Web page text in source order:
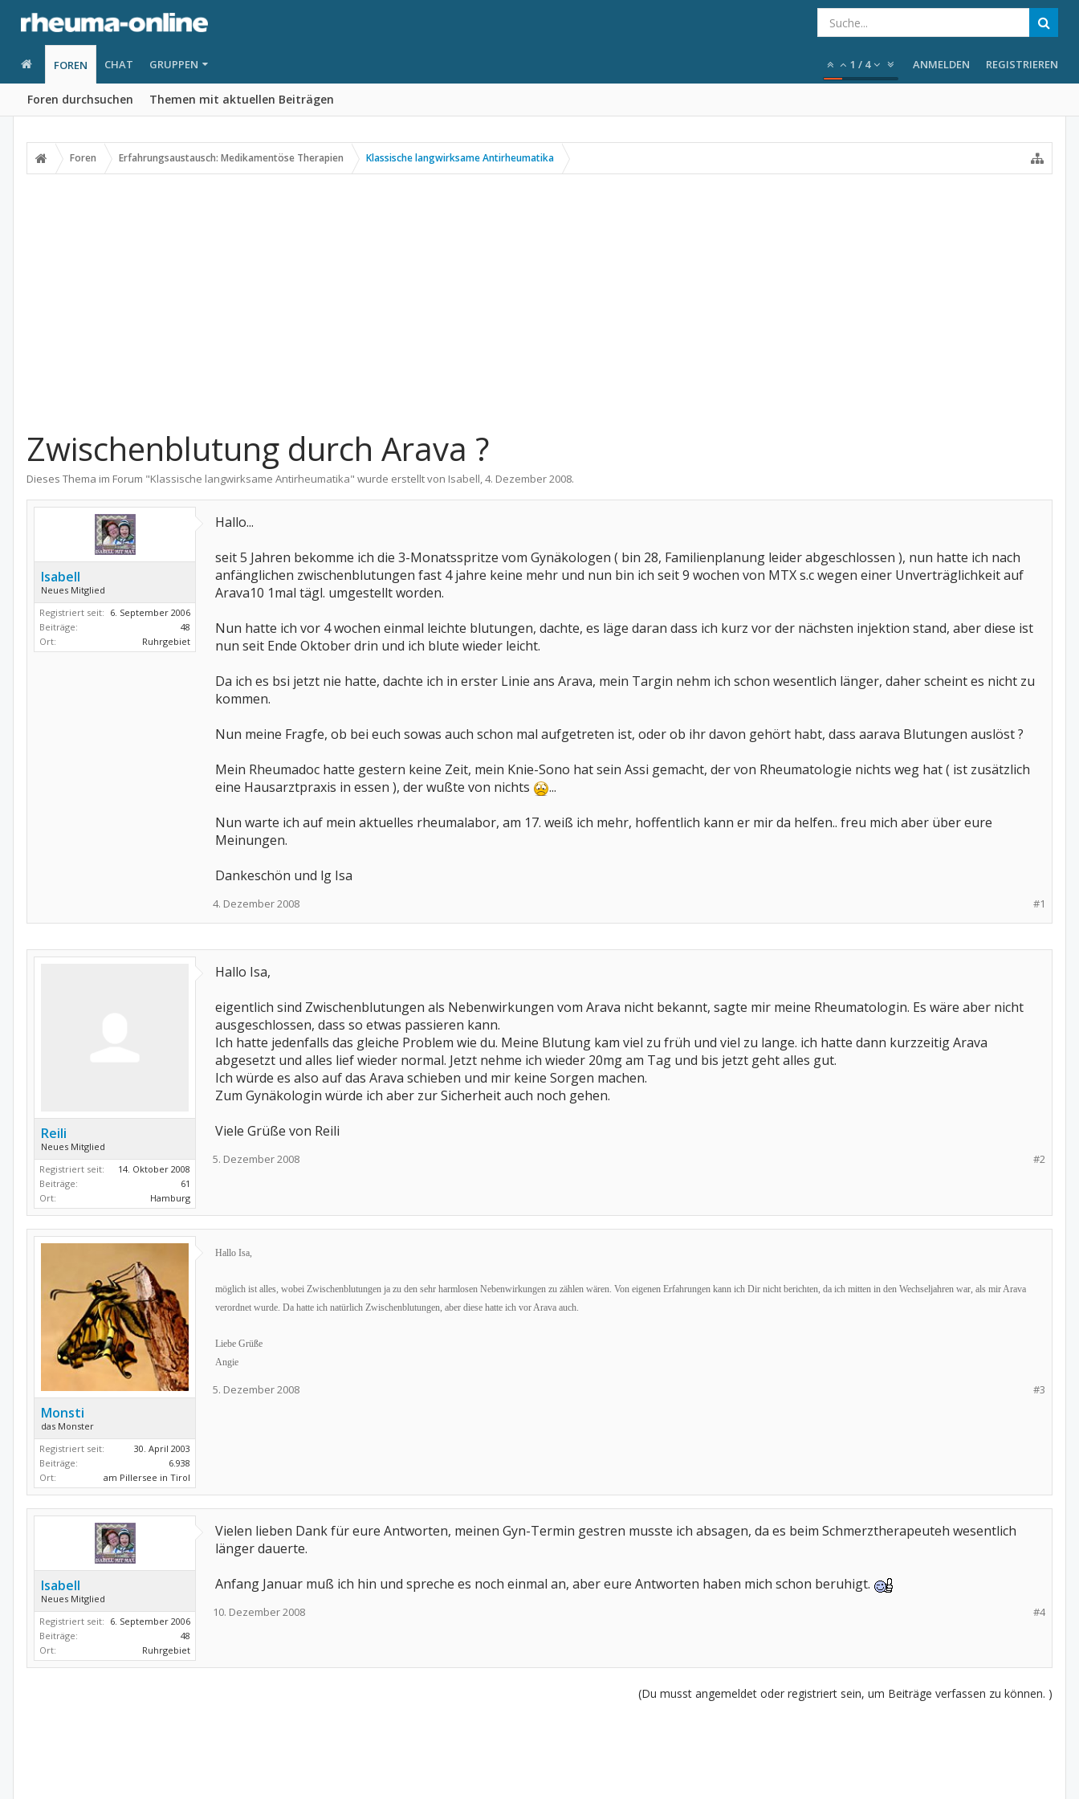
FOREN
Foren durchsuchen Themen mit aktuellen Beiträgen
CHAT GRUPPEN 1 / 4 ANMELDEN REGISTRIEREN
Foren Erfahrungsaustausch: Medikamentöse Therapien Klassische langwirksame Antirheumatika
Zwischenblutung durch Arava ?
Dieses Thema im Forum "Klassische langwirksame Antirheumatika" wurde erstellt von Isabell,4. Dezember 2008.
Isabell
Neues Mitglied
Registriert seit: 6. September 2006
Beiträge:
48
Ort:
Ruhrgebiet
Hallo...
seit 5 Jahren bekomme ich die 3-Monatsspritze vom Gynäkologen ( bin 28, Familienplanung leider abgeschlossen ), nun hatte ich nach
anfänglichen zwischenblutungen fast 4 jahre keine mehr und nun bin ich seit 9 wochen von MTX s.c wegen einer Unverträglichkeit auf
Arava10 1mal tägl. umgestellt worden.
Nun hatte ich vor 4 wochen einmal leichte blutungen, dachte, es läge daran dass ich kurz vor der nächsten injektion stand, aber diese ist
nun seit Ende Oktober drin und ich blute wieder leicht.
Da ich es bsi jetzt nie hatte, dachte ich in erster Linie ans Arava, mein Targin nehm ich schon wesentlich länger, daher scheint es nicht zu
kommen.
Nun meine Fragfe, ob bei euch sowas auch schon mal aufgetreten ist, oder ob ihr davon gehört habt, dass aarava Blutungen auslöst ?
Mein Rheumadoc hatte gestern keine Zeit, mein Knie-Sono hat sein Assi gemacht, der von Rheumatologie nichts weg hat ( ist zusätzlich
eine Hausarztpraxis in essen ), der wußte von nichts
...
Nun warte ich auf mein aktuelles rheumalabor, am 17. weiß ich mehr, hoffentlich kann er mir da helfen.. freu mich aber über eure
Meinungen.
Dankeschön und lg Isa
#1
4. Dezember 2008
Reili
Neues Mitglied
Registriert seit:
14. Oktober 2008
Beiträge:
61
Ort:
Hamburg
Hallo Isa,
eigentlich sind Zwischenblutungen als Nebenwirkungen vom Arava nicht bekannt, sagte mir meine Rheumatologin. Es wäre aber nicht
ausgeschlossen, dass so etwas passieren kann.
Ich hatte jedenfalls das gleiche Problem wie du. Meine Blutung kam viel zu früh und viel zu lange. ich hatte dann kurzzeitig Arava
abgesetzt und alles lief wieder normal. Jetzt nehme ich wieder 20mg am Tag und bis jetzt geht alles gut.
Ich würde es also auf das Arava schieben und mir keine Sorgen machen.
Zum Gynäkologin würde ich aber zur Sicherheit auch noch gehen.
Viele Grüße von Reili
#2
5. Dezember 2008
Monsti
das Monster
Registriert seit:
30. April 2003
Beiträge:
6.938
Ort:
am Pillersee in Tirol
Hallo Isa,
möglich ist alles, wobei Zwischenblutungen ja zu den sehr harmlosen Nebenwirkungen zu zählen wären. Von eigenen Erfahrungen kann ich Dir nicht berichten, da ich mitten in den Wechseljahren war, als mir Arava
verordnet wurde. Da hatte ich natürlich Zwischenblutungen, aber diese hatte ich vor Arava auch.
Liebe Grüße
Angie
#3
5. Dezember 2008
Isabell
Neues Mitglied
Registriert seit: 6. September 2006
Beiträge:
48
Ort:
Ruhrgebiet
Vielen lieben Dank für eure Antworten, meinen Gyn-Termin gestren musste ich absagen, da es beim Schmerztherapeuteh wesentlich
länger dauerte.
Anfang Januar muß ich hin und spreche es noch einmal an, aber eure Antworten haben mich schon beruhigt.
#4
10. Dezember 2008
(Du musst angemeldet oder registriert sein, um Beiträge verfassen zu können. )